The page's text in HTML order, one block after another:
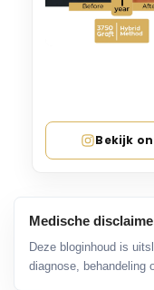
Bekijk
Medische
Deze bloginhoud is
diagnose, behandeling